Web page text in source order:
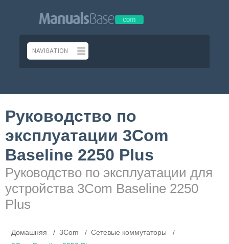
Руководство по
эксплуатации 3Com
Baseline 2250 Plus
Руководство по эксплуатации для
устройства 3Com Baseline 2250
Plus
Домашняя 3Com
Сетевые коммутаторы